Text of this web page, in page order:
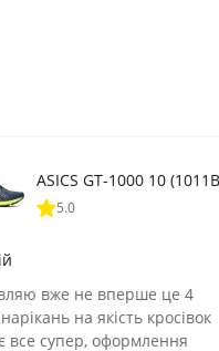
5.0
вже не вперше це 4
на якість кросівок
все супер, оформлення